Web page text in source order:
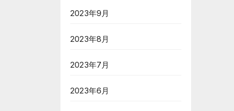
2023年9月
2023年8月
2023年7月
2023年6月